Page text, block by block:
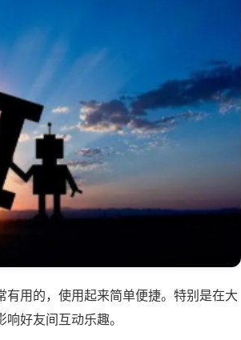
用的，使用起来简单便捷。特别是在大
好友间互动乐趣。